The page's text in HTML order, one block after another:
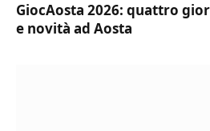
GiocAosta 2026: quattro
e novità ad Aosta